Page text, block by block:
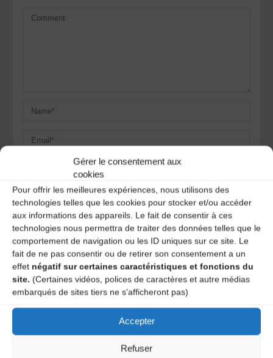
Gérer le consentement aux
cookies
Pour offrir les meilleures expériences, nous utilisons des
technologies telles que les cookies pour stocker et/ou accéder
aux informations des appareils. Le fait de consentir à ces
technologies nous permettra de traiter des données telles que le
comportement de navigation ou les ID uniques sur ce site. Le
fait de ne pas consentir ou de retirer son consentement a un
effet négatif sur certaines caractéristiques et fonctions du
site. (Certaines vidéos, polices de caractères et autre médias
embarqués de sites tiers ne s'afficheront pas)
Accepter
Refuser
Save my name, email, and site URL in my browser for next
time I post a comment.
Ce site utilise Akismet pour réduire les indésirables.En
savoir plus sur la façon dont les données de vos
commentaires sont traitées.